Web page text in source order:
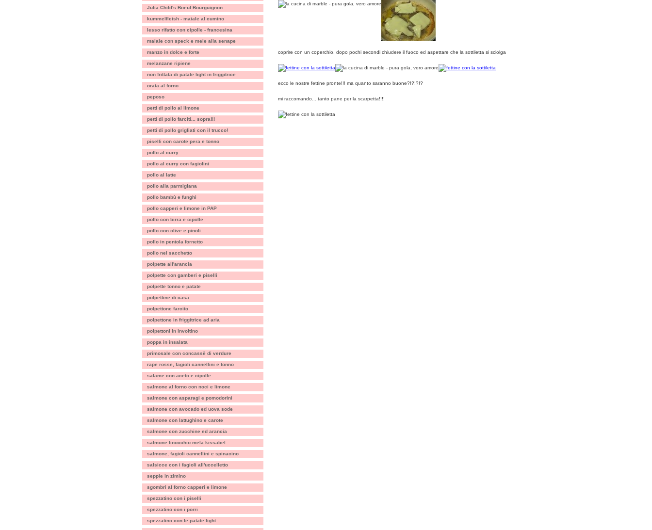
Julia Child's Boeuf Bourguignon
kummelfleish - maiale al cumino
lesso rifatto con cipolle - francesina
maiale con speck e mele alla senape
manzo in dolce e forte
melanzane ripiene
non frittata di patate light in friggitrice
orata al forno
peposo
petti di pollo al limone
petti di pollo farciti... sopra!!!
petti di pollo grigliati con il trucco!
piselli con carote pera e tonno
pollo al curry
pollo al curry con fagiolini
pollo al latte
pollo alla parmigiana
pollo bambù e funghi
pollo capperi e limone in PAP
pollo con birra e cipolle
pollo con olive e pinoli
pollo in pentola fornetto
pollo nel sacchetto
polpette all'arancia
polpette con gamberi e piselli
polpette tonno e patate
polpettine di casa
polpettone farcito
polpettone in friggitrice ad aria
polpettoni in involtino
poppa in insalata
primosale con concassè di verdure
rape rosse, fagioli cannellini e tonno
salame con aceto e cipolle
salmone al forno con noci e limone
salmone con asparagi e pomodorini
salmone con avocado ed uova sode
salmone con lattughino e carote
salmone con zucchine ed arancia
salmone finocchio mela kissabel
salmone, fagioli cannellini e spinacino
salsicce con i fagioli all'uccelletto
seppie in zimino
sgombri al forno capperi e limone
spezzatino con i piselli
spezzatino con i porri
spezzatino con le patate light
coprire con un coperchio, dopo pochi secondi chiudere il fuoco ed aspettare che la sottiletta si sciolga
ecco le nostre fettine pronte!!! ma quanto saranno buone?!?!?!?
mi raccomando... tanto pane per la scarpetta!!!!